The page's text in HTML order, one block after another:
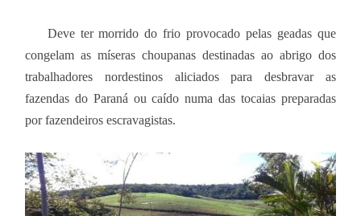
Deve ter morrido do frio provocado pelas geadas que
congelam as míseras choupanas destinadas ao abrigo dos
trabalhadores nordestinos aliciados para desbravar as
fazendas do Paraná ou caído numa das tocaias preparadas
por fazendeiros escravagistas.